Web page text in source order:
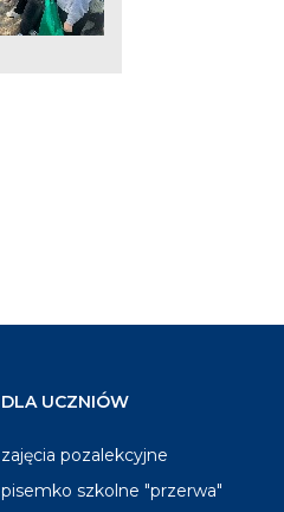
DLA UCZNIÓW
zajęcia pozalekcyjne
pisemko szkolne "przerwa"